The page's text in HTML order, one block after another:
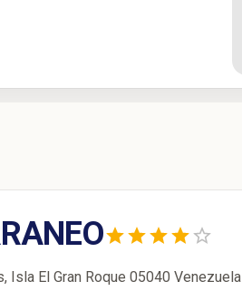
Isla El Gran Roque 05040 Venezuela